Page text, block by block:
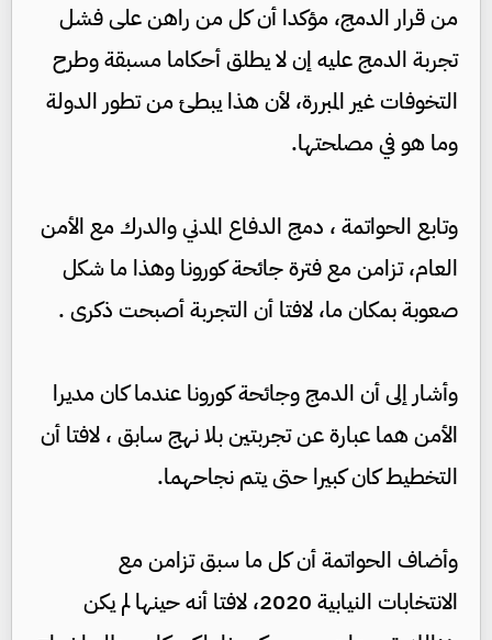
من قرار الدمج، مؤكدا أن كل من راهن على فشل
تجربة الدمج عليه إن لا يطلق أحكاما مسبقة وطرح
التخوفات غير المبررة، لأن هذا يبطئ من تطور الدولة
وما هو في مصلحتها.
وتابع الحواتمة ، دمج الدفاع المدني والدرك مع الأمن
العام، تزامن مع فترة جائحة كورونا وهذا ما شكل
صعوبة بمكان ما، لافتا أن التجربة أصبحت ذكرى .
وأشار إلى أن الدمج وجائحة كورونا عندما كان مديرا
الأمن هما عبارة عن تجربتين بلا نهج سابق ، لافتا أن
التخطيط كان كبيرا حتى يتم نجاحهما.
وأضاف الحواتمة أن كل ما سبق تزامن مع
الانتخابات النيابية 2020، لافتا أنه حينها لم يكن